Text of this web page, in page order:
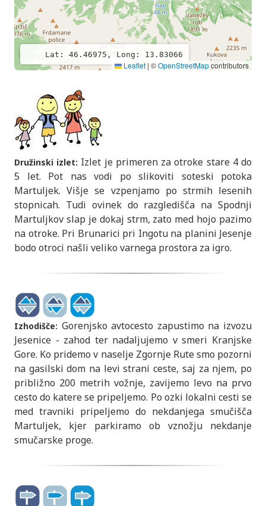
Lat: 46.46975, Long: 13.83066
Leaflet | ©OpenStreetMapcontributors
Družinski izlet: Izlet je primeren za otroke stare 4 do
5 let. Pot nas vodi po slikoviti soteski potoka
Martuljek. Višje se vzpenjamo po strmih lesenih
stopnicah. Tudi ovinek do razgledišča na Spodnji
Martuljkov slap je dokaj strm, zato med hojo pazimo
na otroke. Pri Brunarici pri Ingotu na planini Jesenje
bodo otroci našli veliko varnega prostora za igro.
Izhodišče: Gorenjsko avtocesto zapustimo na izvozu
Jesenice - zahod ter nadaljujemo v smeri Kranjske
Gore. Ko pridemo v naselje Zgornje Rute smo pozorni
na gasilski dom na levi strani ceste, saj za njem, po
približno 200 metrih vožnje, zavijemo levo na prvo
cesto do katere se pripeljemo. Po ozki lokalni cesti se
med travniki pripeljemo do nekdanjega smučišča
Martuljek, kjer parkiramo ob vznožju nekdanje
smučarske proge.